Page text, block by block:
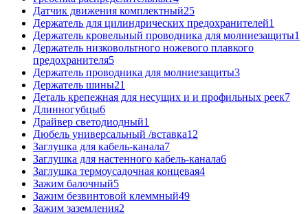
Датчик движения комплектный25
Держатель для цилиндрических предохранителей1
Держатель кровельный проводника для молниезащиты1
Держатель низковольтного ножевого плавкого
предохранителя5
Держатель проводника для молниезащиты3
Держатель шины21
Деталь крепежная для несущих и и профильных реек7
Длинногубцы6
Драйвер светодиодный1
Дюбель универсальный /вставка12
Заглушка для кабель-канала7
Заглушка для настенного кабель-канала6
Заглушка термоусадочная концевая4
Зажим балочный5
Зажим безвинтовой клеммный49
Зажим заземления2